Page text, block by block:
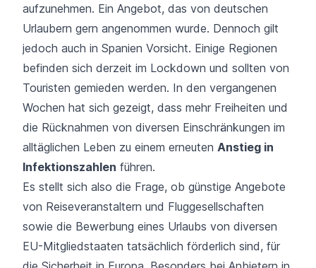
aufzunehmen. Ein Angebot, das von deutschen
Urlaubern gern angenommen wurde. Dennoch gilt
jedoch auch in Spanien Vorsicht. Einige Regionen
befinden sich derzeit im Lockdown und sollten von
Touristen gemieden werden. In den vergangenen
Wochen hat sich gezeigt, dass mehr Freiheiten und
die Rücknahmen von diversen Einschränkungen im
alltäglichen Leben zu einem erneuten Anstieg in
Infektionszahlen führen.
Es stellt sich also die Frage, ob günstige Angebote
von Reiseveranstaltern und Fluggesellschaften
sowie die Bewerbung eines Urlaubs von diversen
EU-Mitgliedstaaten tatsächlich förderlich sind, für